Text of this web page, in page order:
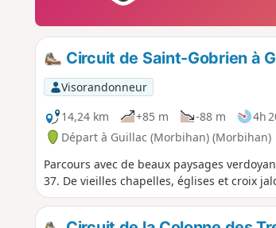
Circuit de Saint-Gobrien à
Visorandonneur
14,24 km
+85 m -88 m 4h
Départ à Guillac (Morbihan) (Morbihan)
Parcours avec de beaux paysages
37. De vieilles chapelles, églises et croix